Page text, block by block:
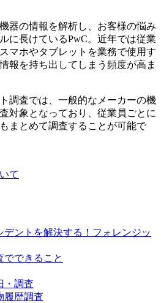
器の情報を解析し、お客様の悩み
に長けているPwC。近年では従業
マホやタブレットを業務で使用す
報を持ち出してしまう頻度が高ま
調査では、一般的なメーカーの機
対象となっており、従業員ごとに
まとめて調査することが可能で
て
デントを解決する！フォレンジッ
でできること
・調査
履歴調査